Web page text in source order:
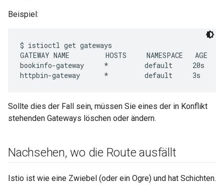
Beispiel:
$ istioctl get gateways
GATEWAY NAME         HOSTS     NAMESPACE   AGE
bookinfo-gateway     *         default     20s
httpbin-gateway      *         default     3s
Sollte dies der Fall sein, müssen Sie eines der in Konflikt
stehenden Gateways löschen oder ändern.
Nachsehen, wo die Route ausfällt
Istio ist wie eine Zwiebel (oder ein Ogre) und hat Schichten.